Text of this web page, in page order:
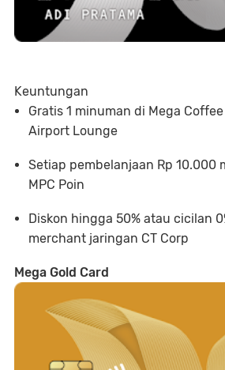
Keuntungan
Gratis 1 minuman di Mega
Airport Lounge
Setiap pembelanjaan Rp 10.000
MPC Poin
Diskon hingga 50% atau cicilan
merchant jaringan CT Corp
Mega Gold Card